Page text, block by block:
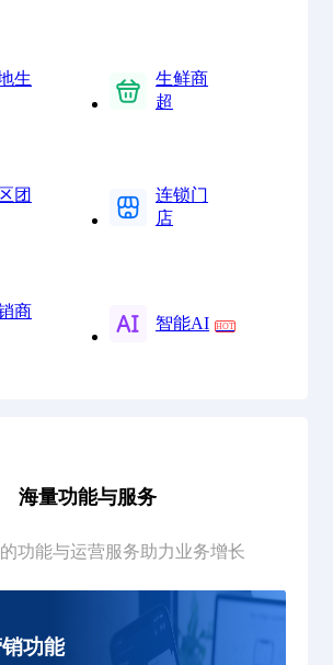
生
生鲜商
超
团
连锁门
店
商
智能AI
海量功能与服务
功能与运营服务助力业务增长
功能